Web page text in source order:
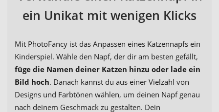
ein Unikat mit wenigen Klicks
Mit PhotoFancy ist das Anpassen eines Katzennapfs ein
Kinderspiel. Wähle den Napf, der dir am besten gefällt,
füge die Namen deiner Katzen hinzu oder lade ein
Bild hoch. Danach kannst du aus einer Vielzahl von
Designs und Farbtönen wählen, um deinen Napf genau
nach deinem Geschmack zu gestalten. Dein